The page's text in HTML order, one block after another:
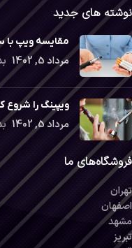
نوشته های جدید
مقایسه ویپ با
مرداد 5, 1402
ویپینگ را شروع
مرداد 5, 1402
فروشگاه‌های ما
تهران
اصفهان
مشهد
تبریز